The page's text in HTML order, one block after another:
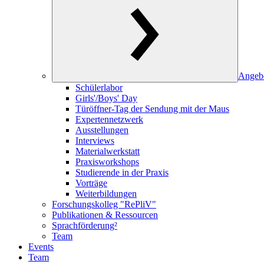
Schülerlabor
Girls'/Boys' Day
Türöffner-Tag der Sendung mit der Maus
Expertennetzwerk
Ausstellungen
Interviews
Materialwerkstatt
Praxisworkshops
Studierende in der Praxis
Vorträge
Weiterbildungen
Forschungskolleg "RePliV"
Publikationen & Ressourcen
Sprachförderung²
Team
Events
Team